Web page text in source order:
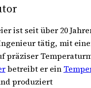
ist seit über 20
tätig, mit
präziser
betreibt er ein
produziert